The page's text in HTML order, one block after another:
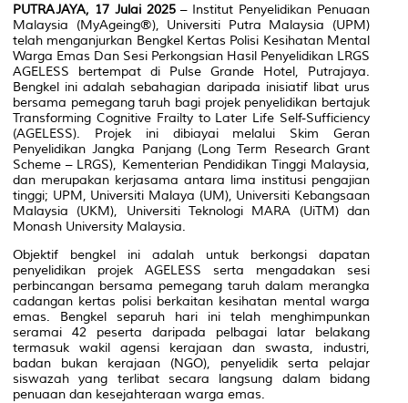
PUTRAJAYA, 17 Julai 2025– Institut Penyelidikan Penuaan
Malaysia (MyAgeing®), Universiti Putra Malaysia (UPM)
telah menganjurkan Bengkel Kertas Polisi Kesihatan Mental
Warga Emas Dan Sesi Perkongsian Hasil Penyelidikan LRGS
AGELESS bertempat di Pulse Grande Hotel, Putrajaya.
Bengkel ini adalah sebahagian daripada inisiatif libat urus
bersama pemegang taruh bagi projek penyelidikan bertajuk
Transforming Cognitive Frailty to Later Life Self-Sufficiency
(AGELESS). Projek ini dibiayai melalui Skim Geran
Penyelidikan Jangka Panjang (Long Term Research Grant
Scheme – LRGS), Kementerian Pendidikan Tinggi Malaysia,
dan merupakan kerjasama antara lima institusi pengajian
tinggi; UPM, Universiti Malaya (UM), Universiti Kebangsaan
Malaysia (UKM), Universiti Teknologi MARA (UiTM) dan
Monash University Malaysia.
Objektif bengkel ini adalah untuk berkongsi dapatan
penyelidikan projek AGELESS serta mengadakan sesi
perbincangan bersama pemegang taruh dalam merangka
cadangan kertas polisi berkaitan kesihatan mental warga
emas. Bengkel separuh hari ini telah menghimpunkan
seramai 42 peserta daripada pelbagai latar belakang
termasuk wakil agensi kerajaan dan swasta, industri,
badan bukan kerajaan (NGO), penyelidik serta pelajar
siswazah yang terlibat secara langsung dalam bidang
penuaan dan kesejahteraan warga emas.